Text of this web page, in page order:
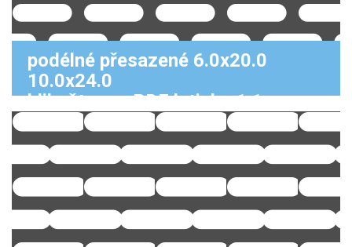
podélné přesazené 6.0x20.0
10.0x24.0
klikněte pro PDF k tisku 1:1